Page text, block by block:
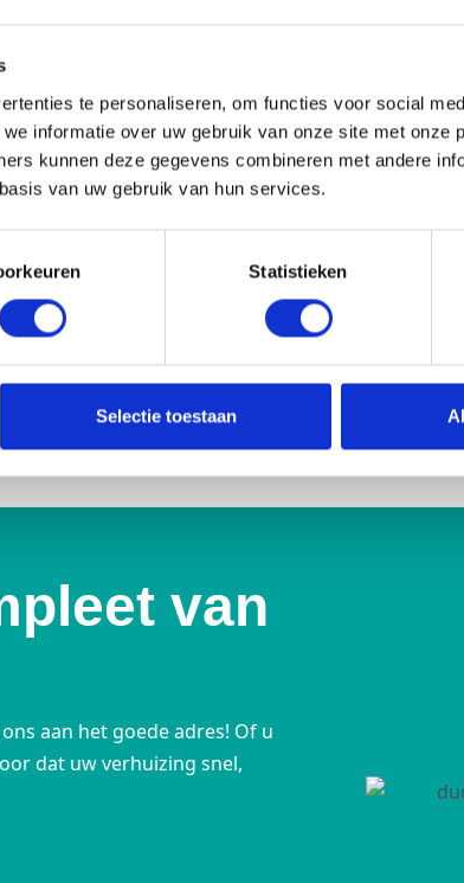
te personaliseren, om functies voor social
informatie over uw gebruik van onze site met onze
kunnen deze gegevens combineren met andere
van uw gebruik van hun services.
Statistieken
Selectie toestaan
van
aan het goede adres! Of u
dat uw verhuizing snel,